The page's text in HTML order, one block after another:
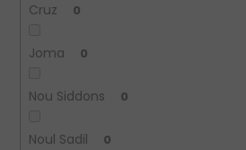
Cruz 0
Joma 0
Nou Siddons 0
Noul Sadil 0